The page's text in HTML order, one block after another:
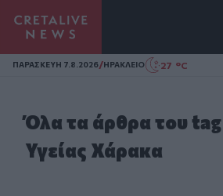
Homepage
ΠΑΡΑΣΚΕΥΗ 7.8.2026/ΗΡΑΚΛΕΙΟ 27 °C
Όλα τα άρθρα του
Υγείας Χάρακα